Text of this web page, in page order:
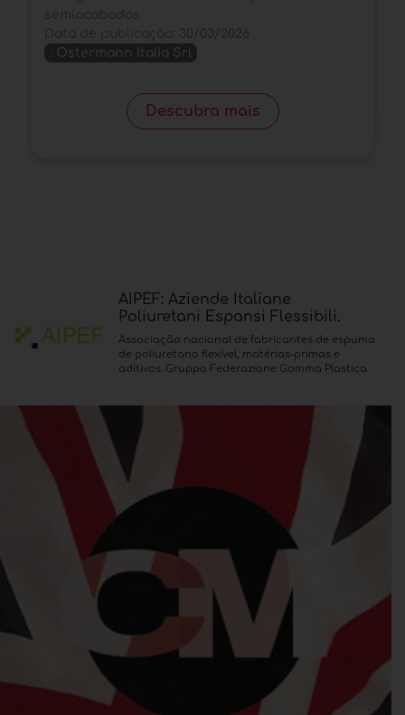
: Ostermann Italia Srl
Descubra mais
AIPEF: Aziende Italiane
Poliuretani Espansi Flessibili.
Associação nacional de fabricantes de espuma
de poliuretano flexível, matérias-primas e
aditivos. Gruppo Federazione Gomma Plastica.